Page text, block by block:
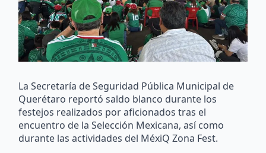
La Secretaría de Seguridad Pública Municipal de
Querétaro reportó saldo blanco durante los
festejos realizados por aficionados tras el
encuentro de la Selección Mexicana, así como
durante las actividades del MéxiQ Zona Fest.